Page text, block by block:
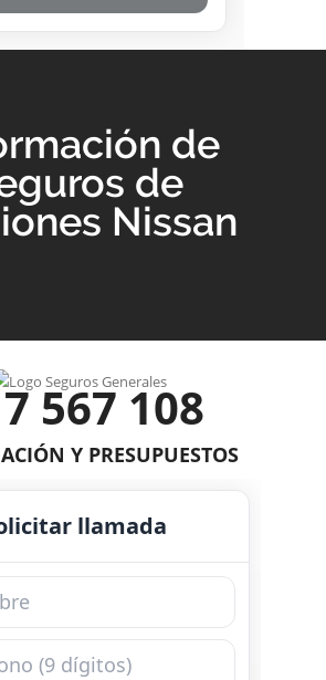
de
de
Nissan
567 108
Y PRESUPUESTOS